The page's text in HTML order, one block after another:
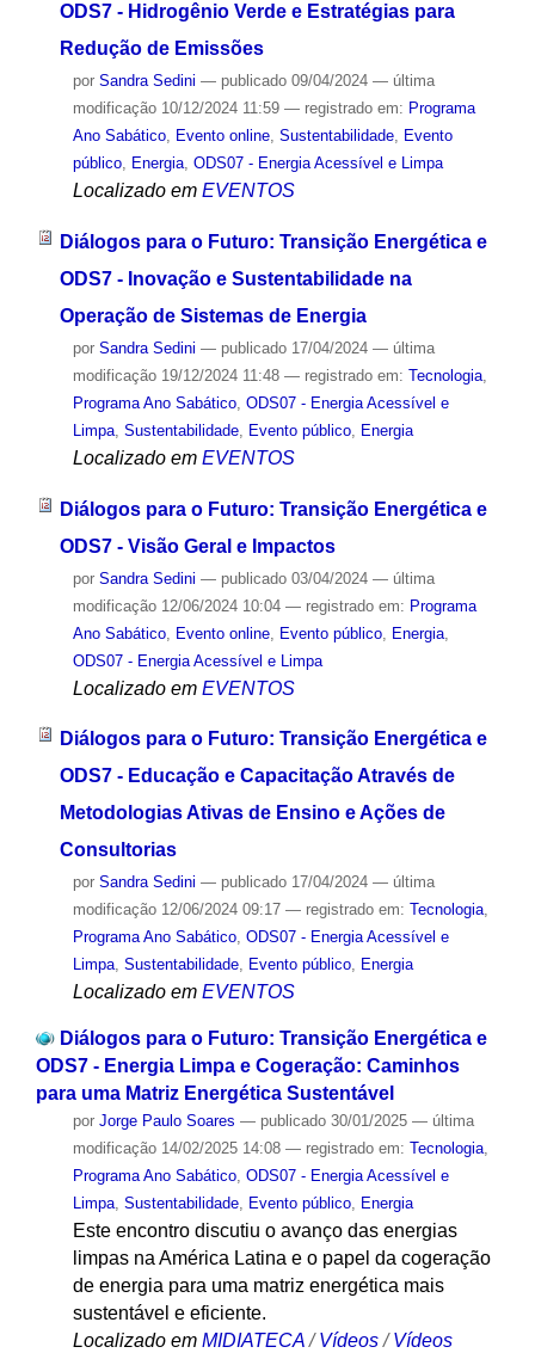
ODS7 - Hidrogênio Verde e Estratégias para
Redução de Emissões
por Sandra Sedini — publicado09/04/2024 — última
modificação10/12/2024 11:59 — registrado em: Programa
Ano Sabático, Evento online, Sustentabilidade, Evento
público, Energia, ODS07 - Energia Acessível e Limpa
Localizado em EVENTOS
Diálogos para o Futuro: Transição Energética e
ODS7 - Inovação e Sustentabilidade na
Operação de Sistemas de Energia
por Sandra Sedini — publicado17/04/2024 — última
modificação19/12/2024 11:48 — registrado em: Tecnologia,
Programa Ano Sabático, ODS07 - Energia Acessível e
Limpa, Sustentabilidade, Evento público, Energia
Localizado em EVENTOS
Diálogos para o Futuro: Transição Energética e
ODS7 - Visão Geral e Impactos
por Sandra Sedini — publicado03/04/2024 — última
modificação12/06/2024 10:04 — registrado em: Programa
Ano Sabático, Evento online, Evento público, Energia,
ODS07 - Energia Acessível e Limpa
Localizado em EVENTOS
Diálogos para o Futuro: Transição Energética e
ODS7 - Educação e Capacitação Através de
Metodologias Ativas de Ensino e Ações de
Consultorias
por Sandra Sedini — publicado17/04/2024 — última
modificação12/06/2024 09:17 — registrado em: Tecnologia,
Programa Ano Sabático, ODS07 - Energia Acessível e
Limpa, Sustentabilidade, Evento público, Energia
Localizado em EVENTOS
Diálogos para o Futuro: Transição Energética e
ODS7 - Energia Limpa e Cogeração: Caminhos
para uma Matriz Energética Sustentável
por Jorge Paulo Soares — publicado30/01/2025 — última
modificação14/02/2025 14:08 — registrado em: Tecnologia,
Programa Ano Sabático, ODS07 - Energia Acessível e
Limpa, Sustentabilidade, Evento público, Energia
Este encontro discutiu o avanço das energias
limpas na América Latina e o papel da cogeração
de energia para uma matriz energética mais
sustentável e eficiente.
Localizado em MIDIATECA /Vídeos /Vídeos